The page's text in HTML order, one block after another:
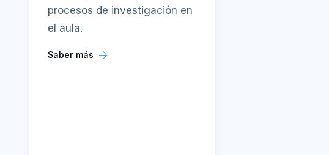
procesos de investigación en
el aula.
Saber más